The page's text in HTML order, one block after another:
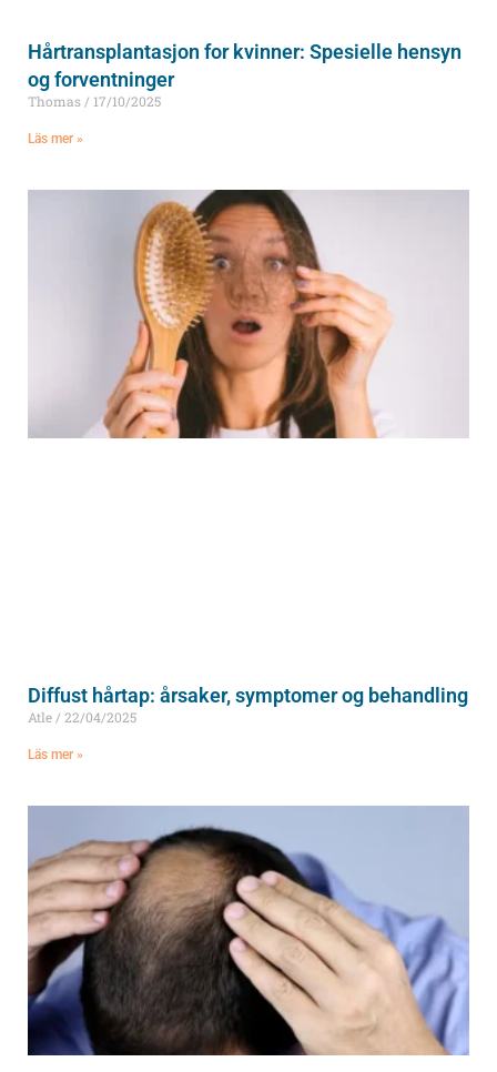
Hårtransplantasjon for kvinner: Spesielle hensyn
og forventninger
Thomas 17/10/2025
Läs mer »
Diffust hårtap: årsaker, symptomer og behandling
Atle 22/04/2025
Läs mer »